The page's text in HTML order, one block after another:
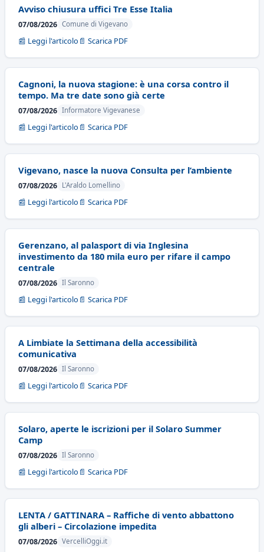
Avviso chiusura uffici Tre Esse Italia
07/08/2026 Comune di Vigevano
📰 Leggi l'articolo 📄 Scarica PDF
Cagnoni, la nuova stagione: è una corsa contro il
tempo. Ma tre date sono già certe
07/08/2026 Informatore Vigevanese
📰 Leggi l'articolo 📄 Scarica PDF
Vigevano, nasce la nuova Consulta per l’ambiente
07/08/2026 L'Araldo Lomellino
📰 Leggi l'articolo 📄 Scarica PDF
Gerenzano, al palasport di via Inglesina
investimento da 180 mila euro per rifare il campo
centrale
07/08/2026 Il Saronno
📰 Leggi l'articolo 📄 Scarica PDF
A Limbiate la Settimana della accessibilità
comunicativa
07/08/2026 Il Saronno
📰 Leggi l'articolo 📄 Scarica PDF
Solaro, aperte le iscrizioni per il Solaro Summer
Camp
07/08/2026 Il Saronno
📰 Leggi l'articolo 📄 Scarica PDF
LENTA / GATTINARA – Raffiche di vento abbattono
gli alberi – Circolazione impedita
07/08/2026 VercelliOggi.it